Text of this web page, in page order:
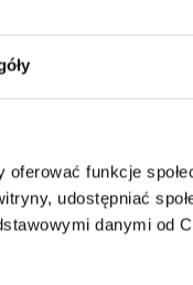
funkcje
udostępniać
danymi od